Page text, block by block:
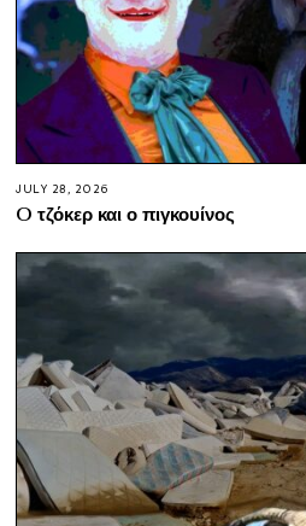
JULY 28, 2026
O τζόκερ και ο πιγκουίνος